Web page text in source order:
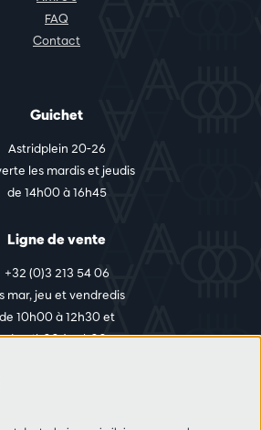
FAQ
Contact
Guichet
Astridplein 20-26
les mardis et jeudis
de 14h00 à 16h45
Ligne de vente
+32 (0)3 213 54 06
mar, jeu et vendredis
de 10h00 à 12h30 et
de 14h00 à 17h00